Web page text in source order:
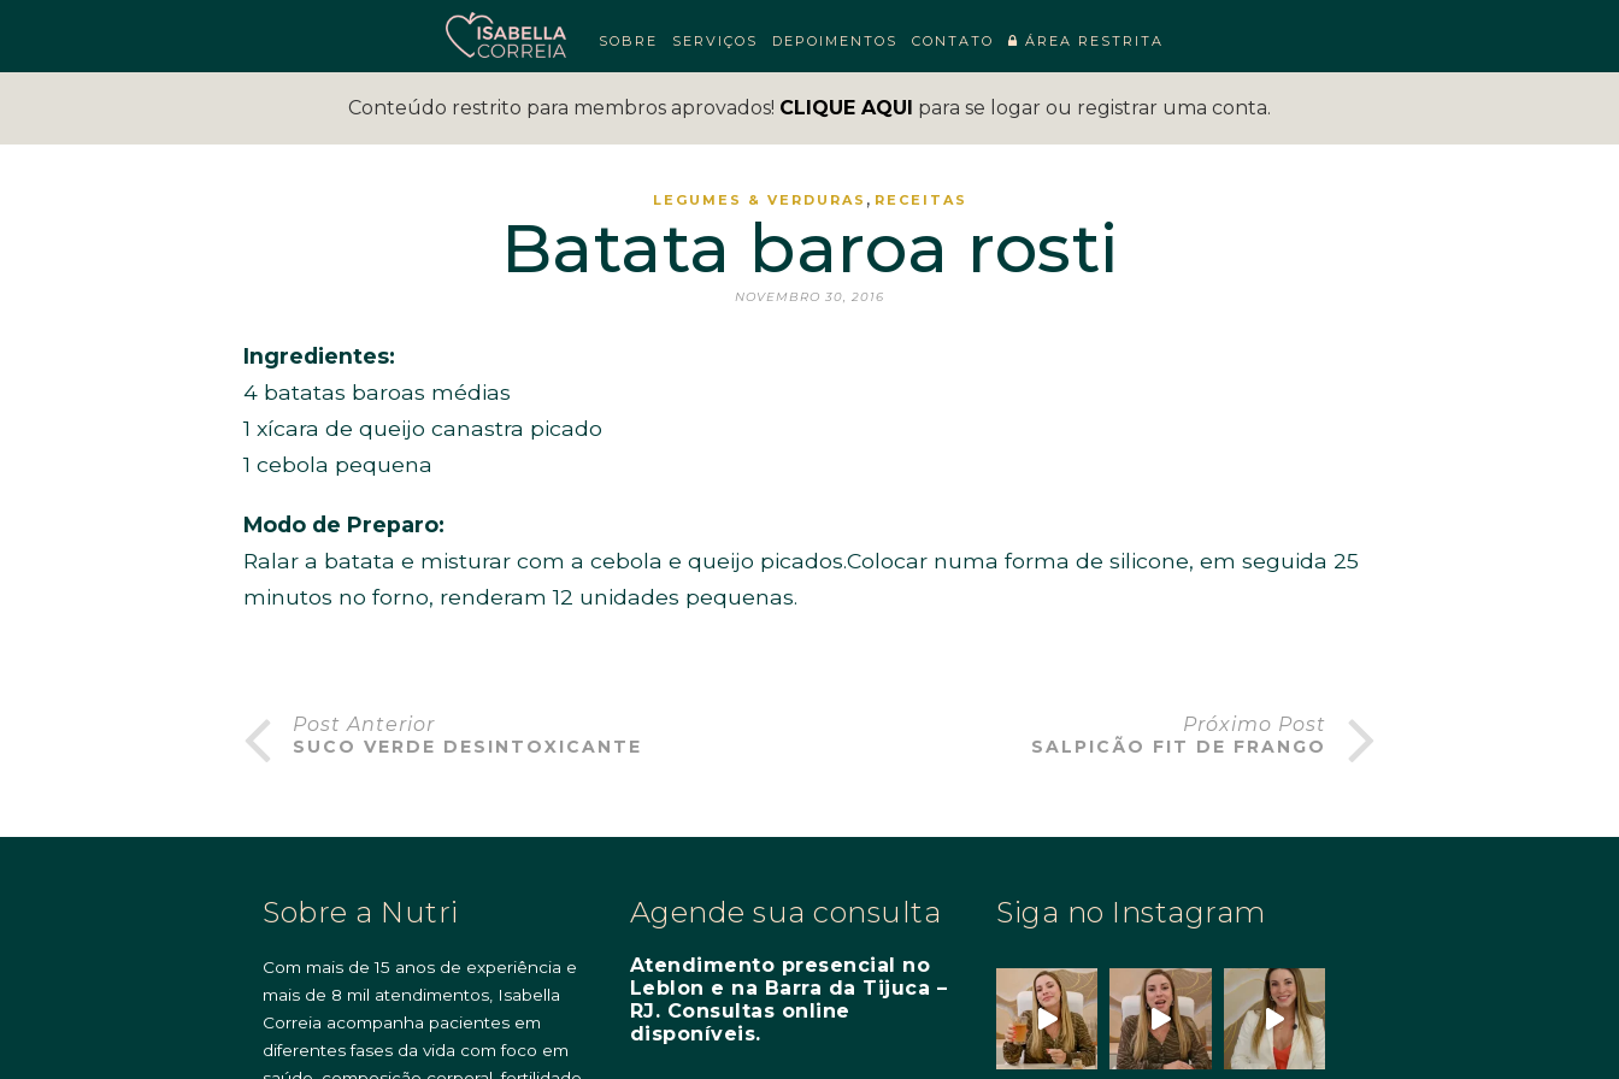
SOBRE SERVIÇOS DEPOIMENTOS CONTATO ÁREA RESTRITA
Conteúdo restrito para membros aprovados! CLIQUE AQUI para se logar ou registrar uma conta.
LEGUMES & VERDURAS , RECEITAS
Batata baroa rosti
NOVEMBRO 30, 2016
Ingredientes:
4 batatas baroas médias
1 xícara de queijo canastra picado
1 cebola pequena
Modo de Preparo:
Ralar a batata e misturar com a cebola e queijo picados.Colocar numa forma de silicone, em seguida 25
minutos no forno, renderam 12 unidades pequenas.
Post Anterior
SUCO VERDE DESINTOXICANTE
Próximo Post
SALPICÃO FIT DE FRANGO
Sobre a Nutri
Com mais de 15 anos de experiência e
mais de 8 mil atendimentos, Isabella
Correia acompanha pacientes em
diferentes fases da vida com foco em
Agende sua consulta
Atendimento presencial no
Leblon e na Barra da Tijuca –
RJ. Consultas online
disponíveis.
Siga no Instagram